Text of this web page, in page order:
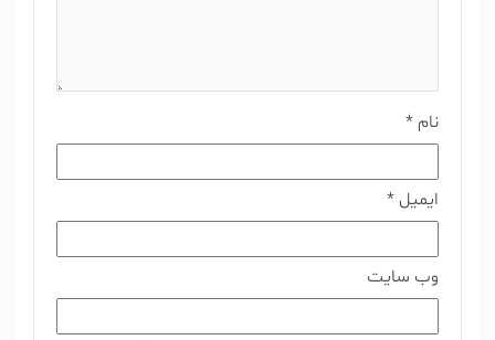
نام *
ایمیل *
وب‌ سایت